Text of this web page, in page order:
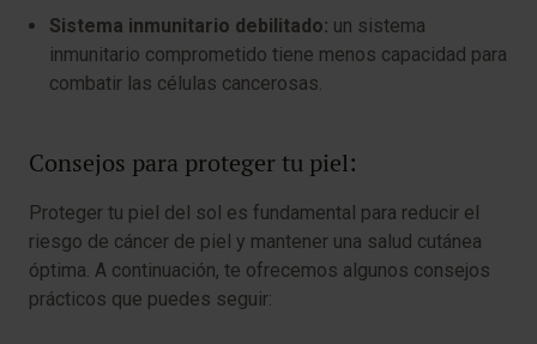
Sistema inmunitario debilitado: un sistema
inmunitario comprometido tiene menos capacidad para
combatir las células cancerosas.
Consejos para proteger tu piel:
Proteger tu piel del sol es fundamental para reducir el
riesgo de cáncer de piel y mantener una salud cutánea
óptima. A continuación, te ofrecemos algunos consejos
prácticos que puedes seguir: